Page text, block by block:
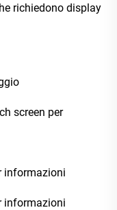
richiedono display
screen per
informazioni
informazioni